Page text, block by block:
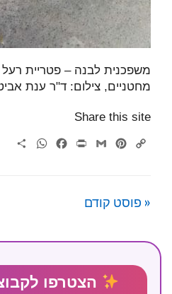
משפכנית לבנה – פטריית
מחטניים, צילום: ד"ר ענת
Share this site
Copy
Pinterest
Gmail
Print
Facebook
« פוסט קודם
הצטרפו